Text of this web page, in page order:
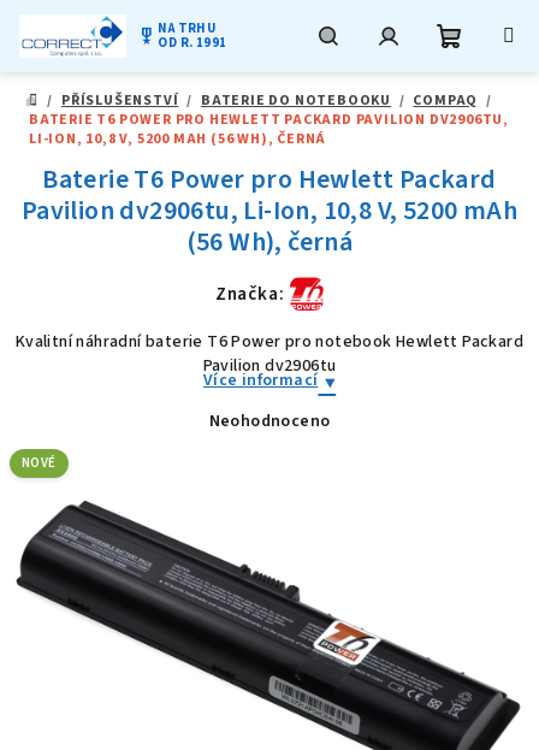
obsah
military_tech NA TRHU
OD R. 1991
DOMŮ
/ PŘÍSLUŠENSTVÍ / BATERIE DO NOTEBOOKU / COMPAQ /
BATERIE T6 POWER PRO HEWLETT PACKARD PAVILION DV2906TU,
LI-ION, 10,8 V, 5200 MAH (56 WH), ČERNÁ
Baterie T6 Power pro Hewlett Packard
Pavilion dv2906tu, Li-Ion, 10,8 V, 5200 mAh
(56 Wh), černá
Značka:
Kvalitní náhradní baterie T6 Power pro notebook Hewlett Packard
Pavilion dv2906tu
Více informací
Průměrné
Neohodnoceno
NOVÉ